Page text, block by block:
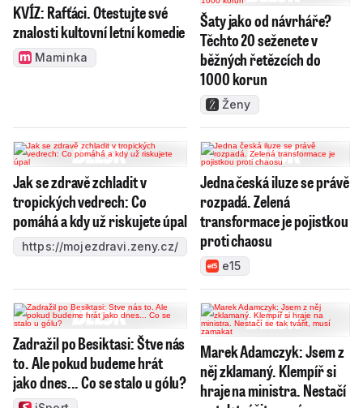
KVÍZ: Rafťáci. Otestujte své
znalosti kultovní letní komedie
Maminka
Šaty jako od návrháře?
Těchto 20 seženete v
běžných řetězcích do
1000 korun
Ženy
Jak se zdravě zchladit v
tropických vedrech: Co
pomáhá a kdy už riskujete úpal
https://mojezdravi.zeny.cz/
Jedna česká iluze se právě
rozpadá. Zelená
transformace je pojistkou
proti chaosu
e15
Zadražil po Besiktasi: Štve nás
to. Ale pokud budeme hrát
jako dnes... Co se stalo u gólu?
Marek Adamczyk: Jsem z
něj zklamaný. Klempíř si
hraje na ministra. Nestačí